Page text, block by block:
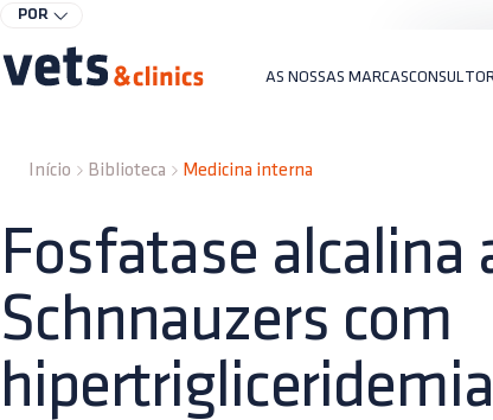
POR
AS NOSSAS MARCAS
Início Biblioteca Medicina interna
Fosfatase alcalina
Schnnauzers com
hipertrigliceridemia